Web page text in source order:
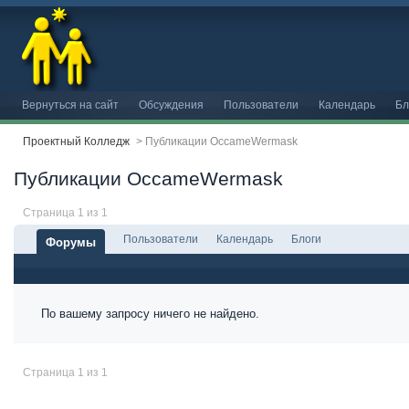
Вернуться на сайт Обсуждения Пользователи Календарь
Проектный Колледж > Публикации OccameWermask
Публикации OccameWermask
Страница 1 из 1
Форумы Пользователи Календарь Блоги
По вашему запросу ничего не найдено.
Страница 1 из 1